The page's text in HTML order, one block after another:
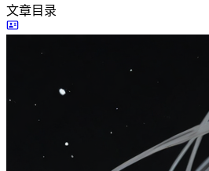
文章目录